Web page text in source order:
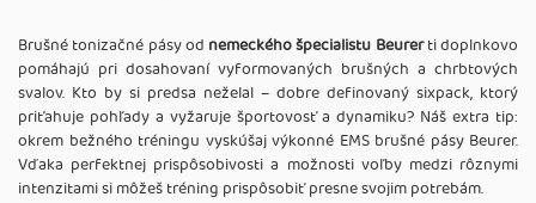
Brušné tonizačné pásy od nemeckého špecialistu Beurerti doplnkovo
pomáhajú pri dosahovaní vyformovaných brušných a chrbtových
svalov. Kto by si predsa neželal – dobre definovaný sixpack, ktorý
priťahuje pohľady a vyžaruje športovosť a dynamiku? Náš extra tip:
okrem bežného tréningu vyskúšaj výkonné EMS brušné pásy Beurer.
Vďaka perfektnej prispôsobivosti a možnosti voľby medzi rôznymi
intenzitami si môžeš tréning prispôsobiť presne svojim potrebám.